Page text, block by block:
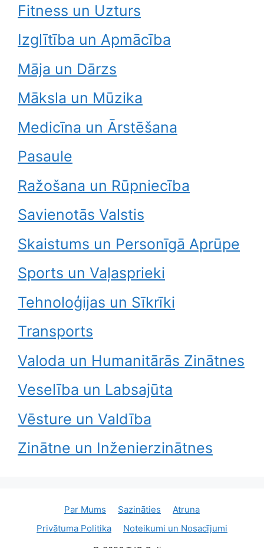
Fitness un Uzturs
Izglītība un Apmācība
Māja un Dārzs
Māksla un Mūzika
Medicīna un Ārstēšana
Pasaule
Ražošana un Rūpniecība
Savienotās Valstis
Skaistums un Personīgā Aprūpe
Sports un Vaļasprieki
Tehnoloģijas un Sīkrīki
Transports
Valoda un Humanitārās Zinātnes
Veselība un Labsajūta
Vēsture un Valdība
Zinātne un Inženierzinātnes
Par Mums Sazināties
Atruna
Privātuma Politika
Noteikumi un Nosacījumi